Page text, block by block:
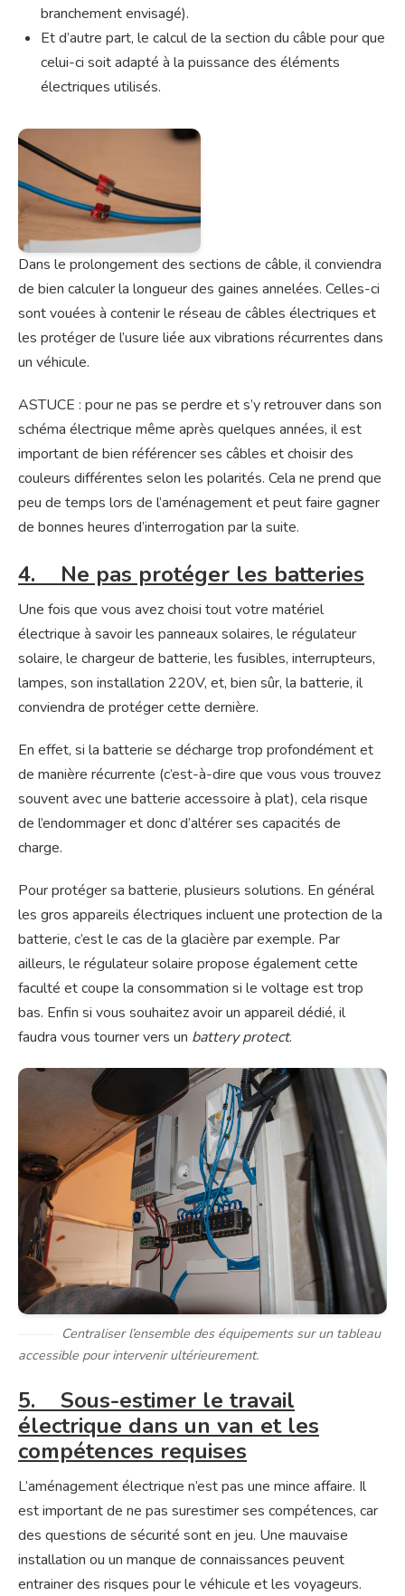
branchement envisagé).
Et d’autre part, le calcul de la section du câble pour que
celui-ci soit adapté à la puissance des éléments
électriques utilisés.
Dans le prolongement des sections de câble, il conviendra
de bien calculer la longueur des gaines annelées. Celles-ci
sont vouées à contenir le réseau de câbles électriques et
les protéger de l’usure liée aux vibrations récurrentes dans
un véhicule.
ASTUCE : pour ne pas se perdre et s’y retrouver dans son
schéma électrique même après quelques années, il est
important de bien référencer ses câbles et choisir des
couleurs différentes selon les polarités. Cela ne prend que
peu de temps lors de l’aménagement et peut faire gagner
de bonnes heures d’interrogation par la suite.
4. Ne pas protéger les batteries
Une fois que vous avez choisi tout votre matériel
électrique à savoir les panneaux solaires, le régulateur
solaire, le chargeur de batterie, les fusibles, interrupteurs,
lampes, son installation 220V, et, bien sûr, la batterie, il
conviendra de protéger cette dernière.
En effet, si la batterie se décharge trop profondément et
de manière récurrente (c’est-à-dire que vous vous trouvez
souvent avec une batterie accessoire à plat), cela risque
de l’endommager et donc d’altérer ses capacités de
charge.
Pour protéger sa batterie, plusieurs solutions. En général
les gros appareils électriques incluent une protection de la
batterie, c’est le cas de la glacière par exemple. Par
ailleurs, le régulateur solaire propose également cette
faculté et coupe la consommation si le voltage est trop
bas. Enfin si vous souhaitez avoir un appareil dédié, il
faudra vous tourner vers un battery protect.
Centraliser l’ensemble des équipements sur un tableau
accessible pour intervenir ultérieurement.
5. Sous-estimer le travail
électrique dans un van et les
compétences requises
L’aménagement électrique n’est pas une mince affaire. Il
est important de ne pas surestimer ses compétences, car
des questions de sécurité sont en jeu. Une mauvaise
installation ou un manque de connaissances peuvent
entrainer des risques pour le véhicule et les voyageurs.